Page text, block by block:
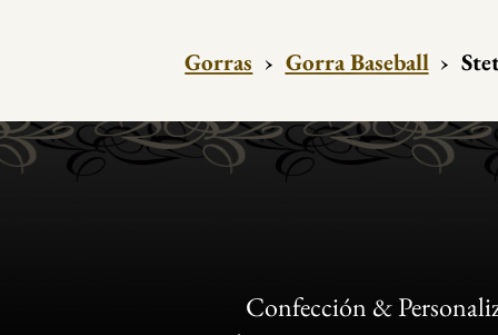
Gorras › Gorra Baseball ›
Confección &